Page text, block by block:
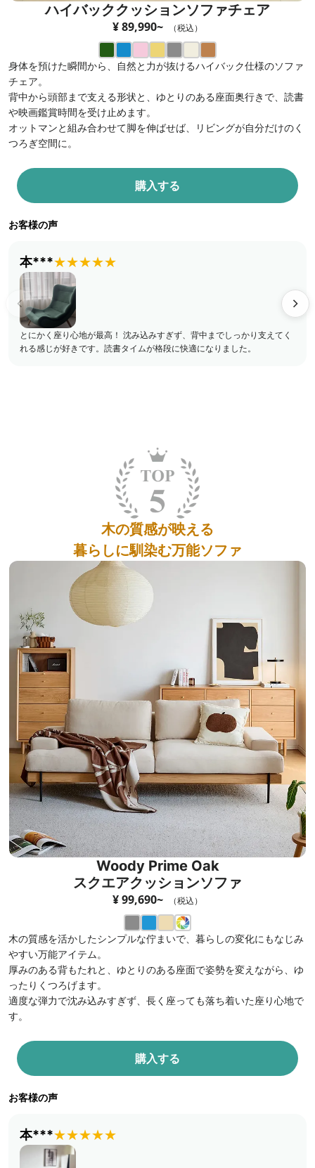
ハイバッククッションソファチェア
¥ 89,990~ （税込）
身体を預けた瞬間から、自然と力が抜けるハイバック仕様のソファ
チェア。
背中から頭部まで支える形状と、ゆとりのある座面奥行きで、読書
や映画鑑賞時間を受け止めます。
オットマンと組み合わせて脚を伸ばせば、リビングが自分だけのく
つろぎ空間に。
お客様の声
本***★★★★★
とにかく座り心地が最高！ 沈み込みすぎず、背中までしっかり支えてく
れる感じが好きです。読書タイムが格段に快適になりました。
購入する
木の質感が映える
暮らしに馴染む万能ソファ
Woody Prime Oak
スクエアクッションソファ
¥ 99,690~ （税込）
木の質感を活かしたシンプルな佇まいで、暮らしの変化にもなじみ
やすい万能アイテム。
厚みのある背もたれと、ゆとりのある座面で姿勢を変えながら、ゆ
ったりくつろげます。
適度な弾力で沈み込みすぎず、長く座っても落ち着いた座り心地で
す。
お客様の声
本***★★★★★
購入する